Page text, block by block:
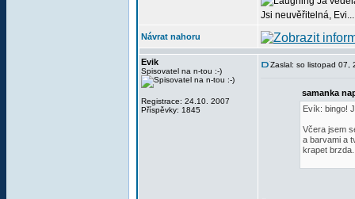
Jsi neuvěřitelná,
Návrat nahoru
Evik
Spisovatel na n-tou :-)
Registrace: 24.10. 2007
Příspěvky: 1845
Zaslal: so listopad 07,
samanka
Evík: bingo!
Včera jsem
a barvami a
krapet brzda.